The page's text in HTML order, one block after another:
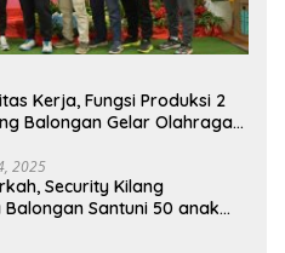
Kerja, Fungsi Produksi 2
Balongan Gelar Olahraga
2025
Security Kilang
Santuni 50 anak